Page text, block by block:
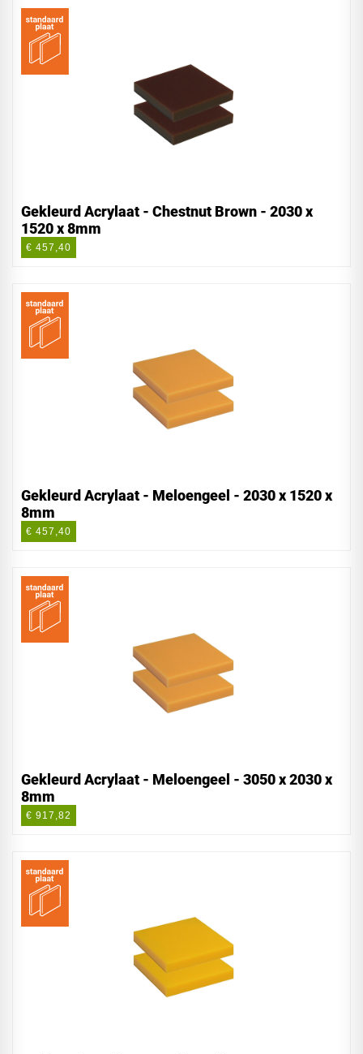
Gekleurd Acrylaat - Chestnut Brown - 2030 x
1520 x 8mm
€ 457,40
Gekleurd Acrylaat - Meloengeel - 2030 x 1520 x
8mm
€ 457,40
Gekleurd Acrylaat - Meloengeel - 3050 x 2030 x
8mm
€ 917,82